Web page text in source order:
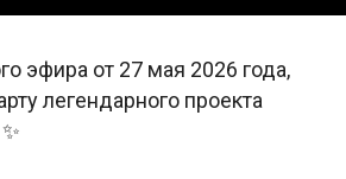
эфира от 27 мая 2026 года,
легендарного проекта